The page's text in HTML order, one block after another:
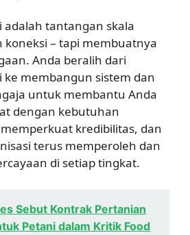
adalah tantangan skala
– tapi membuatnya
Anda beralih dari
ke membangun sistem dan
untuk membantu Anda
dengan kebutuhan
kredibilitas, dan
terus memperoleh dan
di setiap tingkat.
Sebut Kontrak Pertanian
Petani dalam Kritik Food